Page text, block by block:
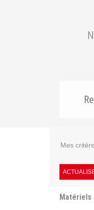
Mes
Matériels